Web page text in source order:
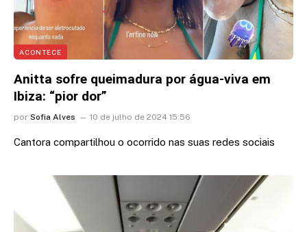
ACONTECE
Anitta sofre queimadura por água-viva em
Ibiza: “pior dor”
por Sofia Alves 10 de julho de 2024 15:56
Cantora compartilhou o ocorrido nas suas redes sociais